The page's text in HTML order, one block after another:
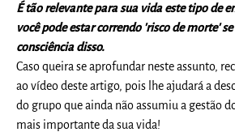
É tão relevante para sua vida este tipo de
você pode estar correndo 'risco de morte'
consciência disso.
Caso queira se aprofundar neste assunto,
ao vídeo deste artigo, pois lhe ajudará a
do grupo que ainda não assumiu a gestão
mais importante da sua vida!